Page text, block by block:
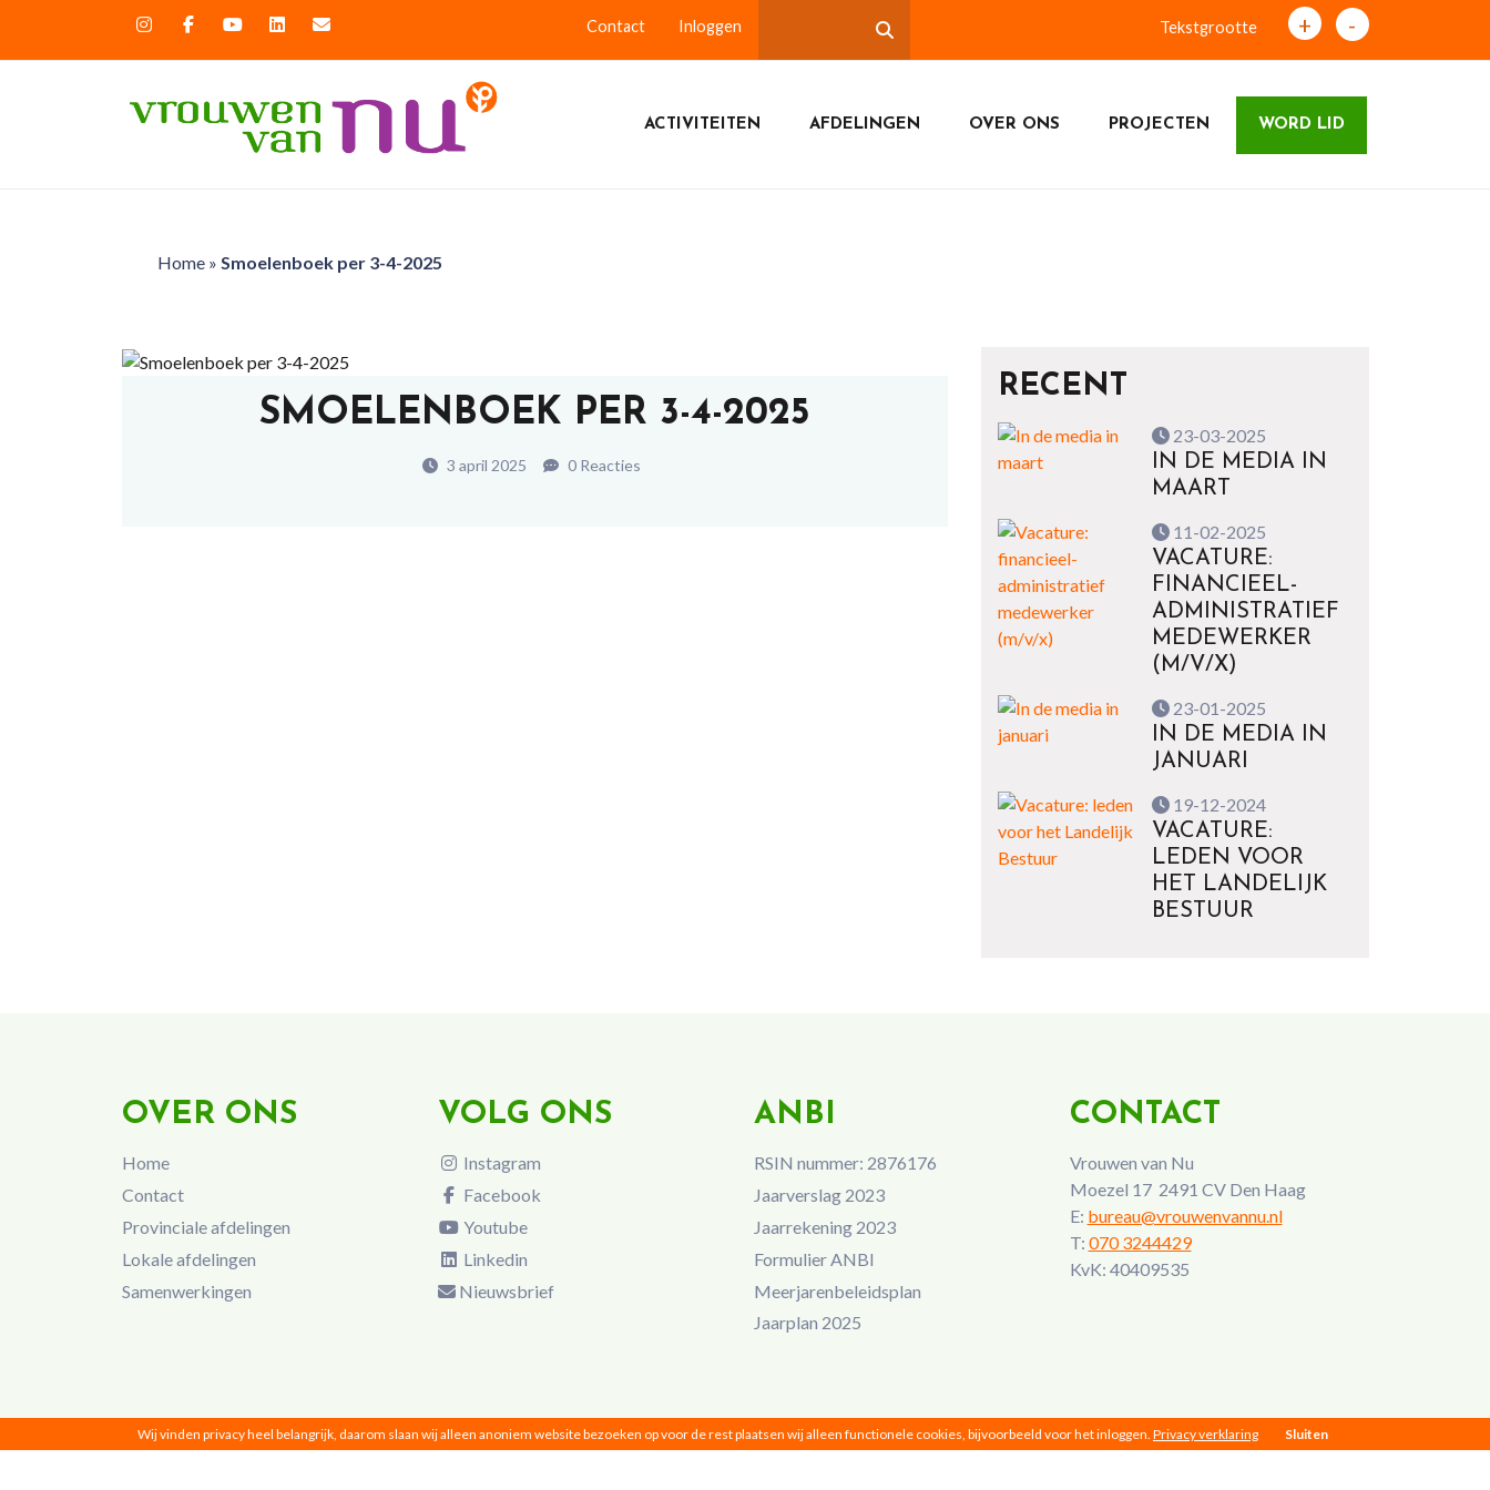
Contact Inloggen Tekstgrootte + -
ACTIVITEITEN AFDELINGEN OVER ONS PROJECTEN WORD LID
Home» Smoelenboek per 3-4-2025
SMOELENBOEK PER 3-4-2025
3 april 2025 0 Reacties
RECENT
23-03-2025
IN DE MEDIA IN
MAART
11-02-2025
VACATURE:
FINANCIEEL-
ADMINISTRATIEF
MEDEWERKER
(M/V/X)
23-01-2025
IN DE MEDIA IN
JANUARI
19-12-2024
VACATURE:
LEDEN VOOR
HET LANDELIJK
BESTUUR
OVER ONS
Home
Contact
Provinciale afdelingen
Lokale afdelingen
Samenwerkingen
VOLG ONS
Instagram
Facebook
Youtube
Linkedin
Nieuwsbrief
ANBI
RSIN nummer: 2876176
Jaarverslag 2023
Jaarrekening 2023
Formulier ANBI
Meerjarenbeleidsplan
Jaarplan 2025
CONTACT
Vrouwen van Nu
Moezel 17 2491 CV Den Haag
E: bureau@vrouwenvannu.nl
T: 070 3244429
KvK: 40409535
Wij vinden privacy heel belangrijk, daarom slaan wij alleen anoniem website bezoeken op voor de rest plaatsen wij alleen functionele cookies, bijvoorbeeld voor het inloggen. Privacy verklaring Sluiten